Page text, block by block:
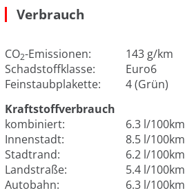
Verbrauch
CO2-Emissionen:
143 g/km
Schadstoffklasse:
Euro6
Feinstaubplakette:
4 (Grün)
Kraftstoffverbrauch
kombiniert:
6.3 l/100km
Innenstadt:
8.5 l/100km
Stadtrand:
6.2 l/100km
Landstraße:
5.4 l/100km
Autobahn:
6.3 l/100km